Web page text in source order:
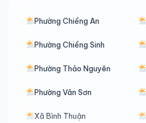
Phường Chiềng An
Phường Chiềng Sinh
Phường Thảo Nguyên
Phường Vân Sơn
Xã Bình Thuận